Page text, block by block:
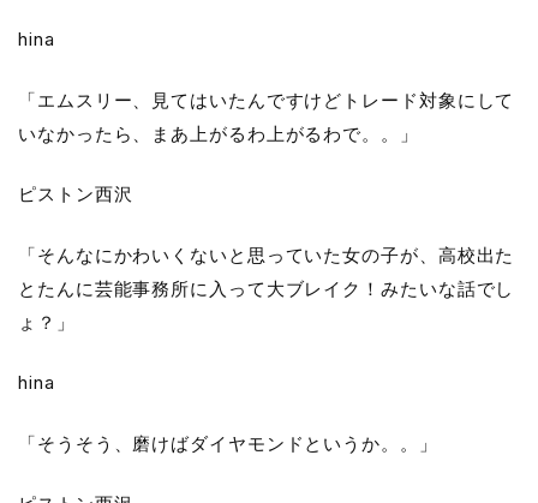
hina
「エムスリー、見てはいたんですけどトレード対象にして
いなかったら、まあ上がるわ上がるわで。。」
ピストン西沢
「そんなにかわいくないと思っていた女の子が、高校出た
とたんに芸能事務所に入って大ブレイク！みたいな話でし
ょ？」
hina
「そうそう、磨けばダイヤモンドというか。。」